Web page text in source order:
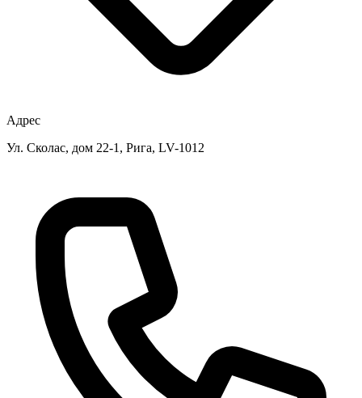
Адрес
Ул. Сколас, дом 22-1, Рига, LV-1012